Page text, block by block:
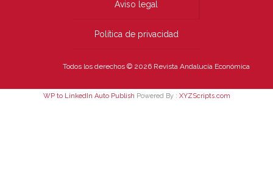
Aviso legal
Política de privacidad
Todos los derechos © 2026 Revista Andalucía Económica
WP to LinkedIn Auto Publish Powered By : XYZScripts.com